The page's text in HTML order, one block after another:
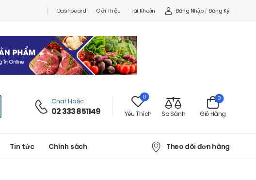
Dashboard Giới Thiệu Tài Khoản Đăng Nhập / Đăng Ký
Chat Hoặc :
02 333 851149
0
Yêu Thích So Sánh Giỏ Hàng
0
Tin tức Chính sách Theo dõi đơn hàng